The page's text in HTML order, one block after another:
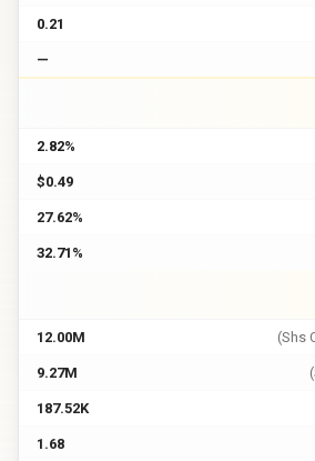
0.21
—
2.82%
$0.49
27.62%
32.71%
12.00M
9.27M
187.52K
1.68